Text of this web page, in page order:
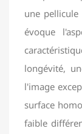
une
évoque
longévité,
l'image
surface
faible